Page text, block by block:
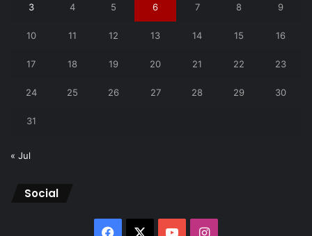
3 4 5 6 7 8 9
10 11 12 13 14 15 16
17 18 19 20 21 22 23
24 25 26 27 28 29 30
31
« Jul
Social
Facebook YouTubeInstagram